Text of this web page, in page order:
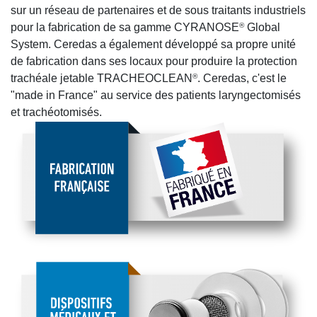
sur un réseau de partenaires et de sous traitants industriels
pour la fabrication de sa gamme CYRANOSE®Global
System. Ceredas a également développé sa propre unité
de fabrication dans ses locaux pour produire la protection
trachéale jetable TRACHEOCLEAN ®. Ceredas, c'est le
"made in France" au service des patients laryngectomisés
et trachéotomisés.